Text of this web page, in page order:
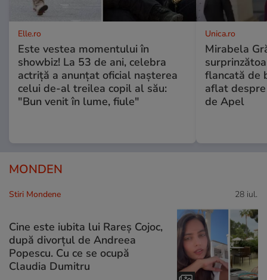
Elle.ro
Este vestea momentului în
showbiz! La 53 de ani, celebra
actriță a anunțat oficial nașterea
celui de-al treilea copil al său:
"Bun venit în lume, fiule"
Unica.ro
Mirabela
flancată de
aflat
de Apel
MONDEN
Stiri Mondene 28 iul.
Cine este iubita lui Rareș Cojoc,
după divorțul de Andreea
Popescu. Cu ce se ocupă
Claudia Dumitru